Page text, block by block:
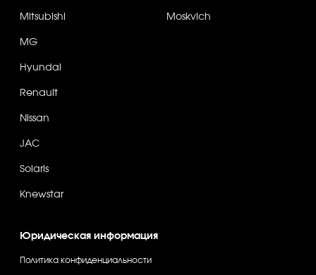
Mitsubishi Moskvich
MG
Hyundai
Renault
Nissan
JAC
Solaris
Knewstar
Юридическая информация
Политика конфиденциальности